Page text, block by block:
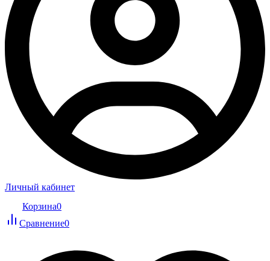
Личный кабинет
Корзина0
Сравнение0